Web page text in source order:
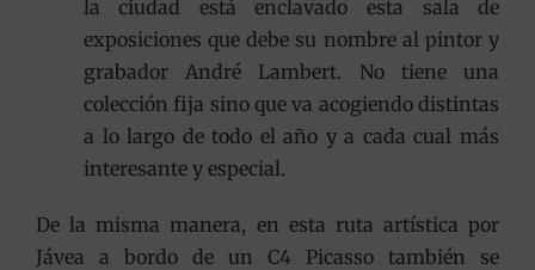
la ciudad está enclavado esta sala de
exposiciones que debe su nombre al pintor y
grabador André Lambert. No tiene una
colección fija sino que va acogiendo distintas
a lo largo de todo el año y a cada cual más
interesante y especial.
De la misma manera, en esta ruta artística por
Jávea a bordo de un C4 Picasso también se